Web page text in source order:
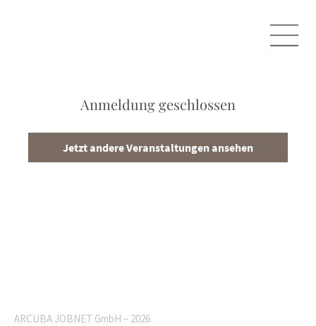
Anmeldung geschlossen
Jetzt andere Veranstaltungen ansehen
ARCUBA JOBNET GmbH – 2026